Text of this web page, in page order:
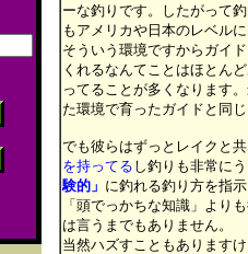
ーな釣りです。したがって
もアメリカや日本のレベルに
そういう環境ですからガイ
くれるなんてことはほとん
ってることが多くなります
た環境で育ったガイドと同
でも彼らはずっとレイクと
を持ってる し釣りも非常に
験的」 に釣れる釣り方を指
「頭でっかちな知識」より
は言うまでもありません。
当然ハズすこともあります